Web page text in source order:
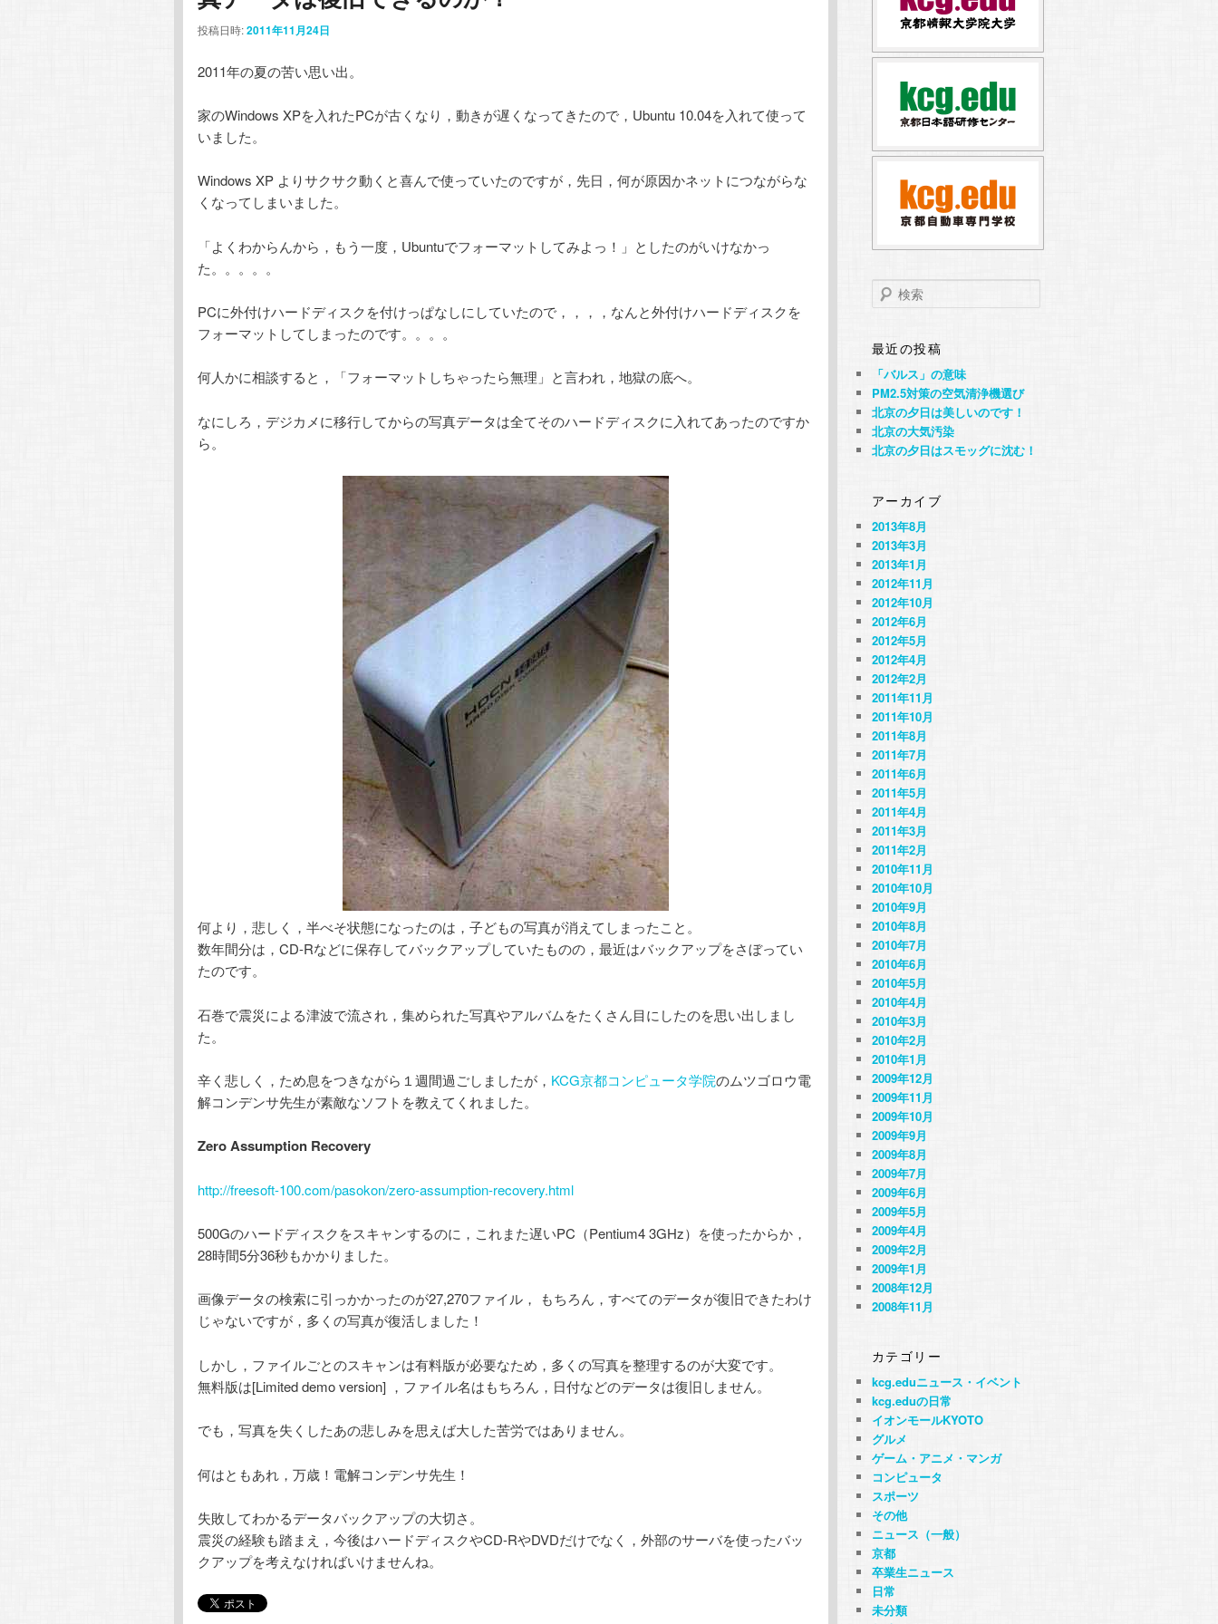
テ
ン
ツ
移
動
ン
ツ
へ
動
投稿日時:2011年11月24日
2011年の夏の苦い思い出。
家のWindows XPを入れたPCが古くなり，動きが遅くなってきたので，Ubuntu 10.04を入れて使って
いました。
Windows XP よりサクサク動くと喜んで使っていたのですが，先日，何が原因かネットにつながらな
くなってしまいました。
「よくわからんから，もう一度，Ubuntuでフォーマットしてみよっ！」としたのがいけなかっ
た。。。。。
PCに外付けハードディスクを付けっぱなしにしていたので，，，，なんと外付けハードディスクを
フォーマットしてしまったのです。。。。
何人かに相談すると，「フォーマットしちゃったら無理」と言われ，地獄の底へ。
なにしろ，デジカメに移行してからの写真データは全てそのハードディスクに入れてあったのですか
ら。
何より，悲しく，半べそ状態になったのは，子どもの写真が消えてしまったこと。
数年間分は，CD-Rなどに保存してバックアップしていたものの，最近はバックアップをさぼってい
たのです。
石巻で震災による津波で流され，集められた写真やアルバムをたくさん目にしたのを思い出しまし
た。
辛く悲しく，ため息をつきながら１週間過ごしましたが， KCG京都コンピュータ学院のムツゴロウ電
解コンデンサ先生が素敵なソフトを教えてくれました。
Zero Assumption Recovery
http://freesoft-100.com/pasokon/zero-assumption-recovery.html
500Gのハードディスクをスキャンするのに，これまた遅いPC（Pentium4 3GHz）を使ったからか，
28時間5分36秒もかかりました。
画像データの検索に引っかかったのが27,270ファイル， もちろん，すべてのデータが復旧できたわけ
じゃないですが，多くの写真が復活しました！
しかし，ファイルごとのスキャンは有料版が必要なため，多くの写真を整理するのが大変です。
無料版は[Limited demo version] ，ファイル名はもちろん，日付などのデータは復旧しません。
でも，写真を失くしたあの悲しみを思えば大した苦労ではありません。
何はともあれ，万歳！電解コンデンサ先生！
失敗してわかるデータバックアップの大切さ。
震災の経験も踏まえ，今後はハードディスクやCD-RやDVDだけでなく，外部のサーバを使ったバッ
クアップを考えなければいけませんね。
検
索
最近の投稿
「バルス」の意味
PM2.5対策の空気清浄機選び
北京の夕日は美しいのです！
北京の大気汚染
北京の夕日はスモッグに沈む！
アーカイブ
2013年8月
2013年3月
2013年1月
2012年11月
2012年10月
2012年6月
2012年5月
2012年4月
2012年2月
2011年11月
2011年10月
2011年8月
2011年7月
2011年6月
2011年5月
2011年4月
2011年3月
2011年2月
2010年11月
2010年10月
2010年9月
2010年8月
2010年7月
2010年6月
2010年5月
2010年4月
2010年3月
2010年2月
2010年1月
2009年12月
2009年11月
2009年10月
2009年9月
2009年8月
2009年7月
2009年6月
2009年5月
2009年4月
2009年2月
2009年1月
2008年12月
2008年11月
カテゴリー
kcg.eduニュース・イベント
kcg.eduの日常
イオンモールKYOTO
グルメ
ゲーム・アニメ・マンガ
コンピュータ
スポーツ
その他
ニュース（一般）
京都
卒業生ニュース
日常
未分類